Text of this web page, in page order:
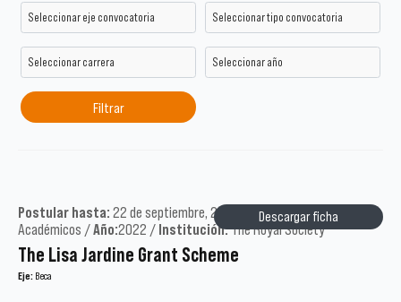
Descargar ficha
Postular hasta: 22 de septiembre, 2022 / Tipo:Postgrado y
Académicos /Año:2022 / Institución:The Royal Society
The Lisa Jardine Grant Scheme
Eje: Beca